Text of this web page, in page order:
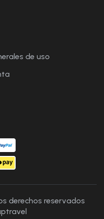
de uso
derechos reservados